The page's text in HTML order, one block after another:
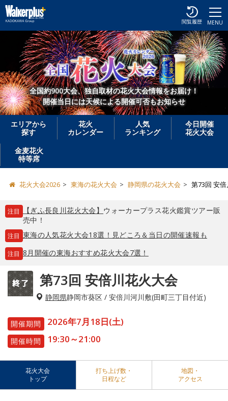
MENU
閲覧履歴
全国約900大会、独自取材の花火大会情報をお届け！
開催当日には天候による開催可否もお知らせ
エリアから
探す
花火
カレンダー
人気
ランキング
今日開催
花火大会
金麦花火
特等席
花火大会2026 東海の花火大会 静岡県の花火大会 第73回 安
注目 【ぎふ長良川花火大会】 ウォーカープラス花火鑑賞ツアー販
売中！
注目 東海の人気花火大会18選！見どころ＆当日の開催速報も
注目 8月開催の東海おすすめ花火大会7選！
第73回 安倍川花火大会
静岡県静岡市葵区 / 安倍川河川敷(田町三丁目付近)
開催期間 2026年7月18日(土)
開催時間 19:30～21:00
花火大会
トップ
打ち上げ数・
日程など
地図・
アクセス